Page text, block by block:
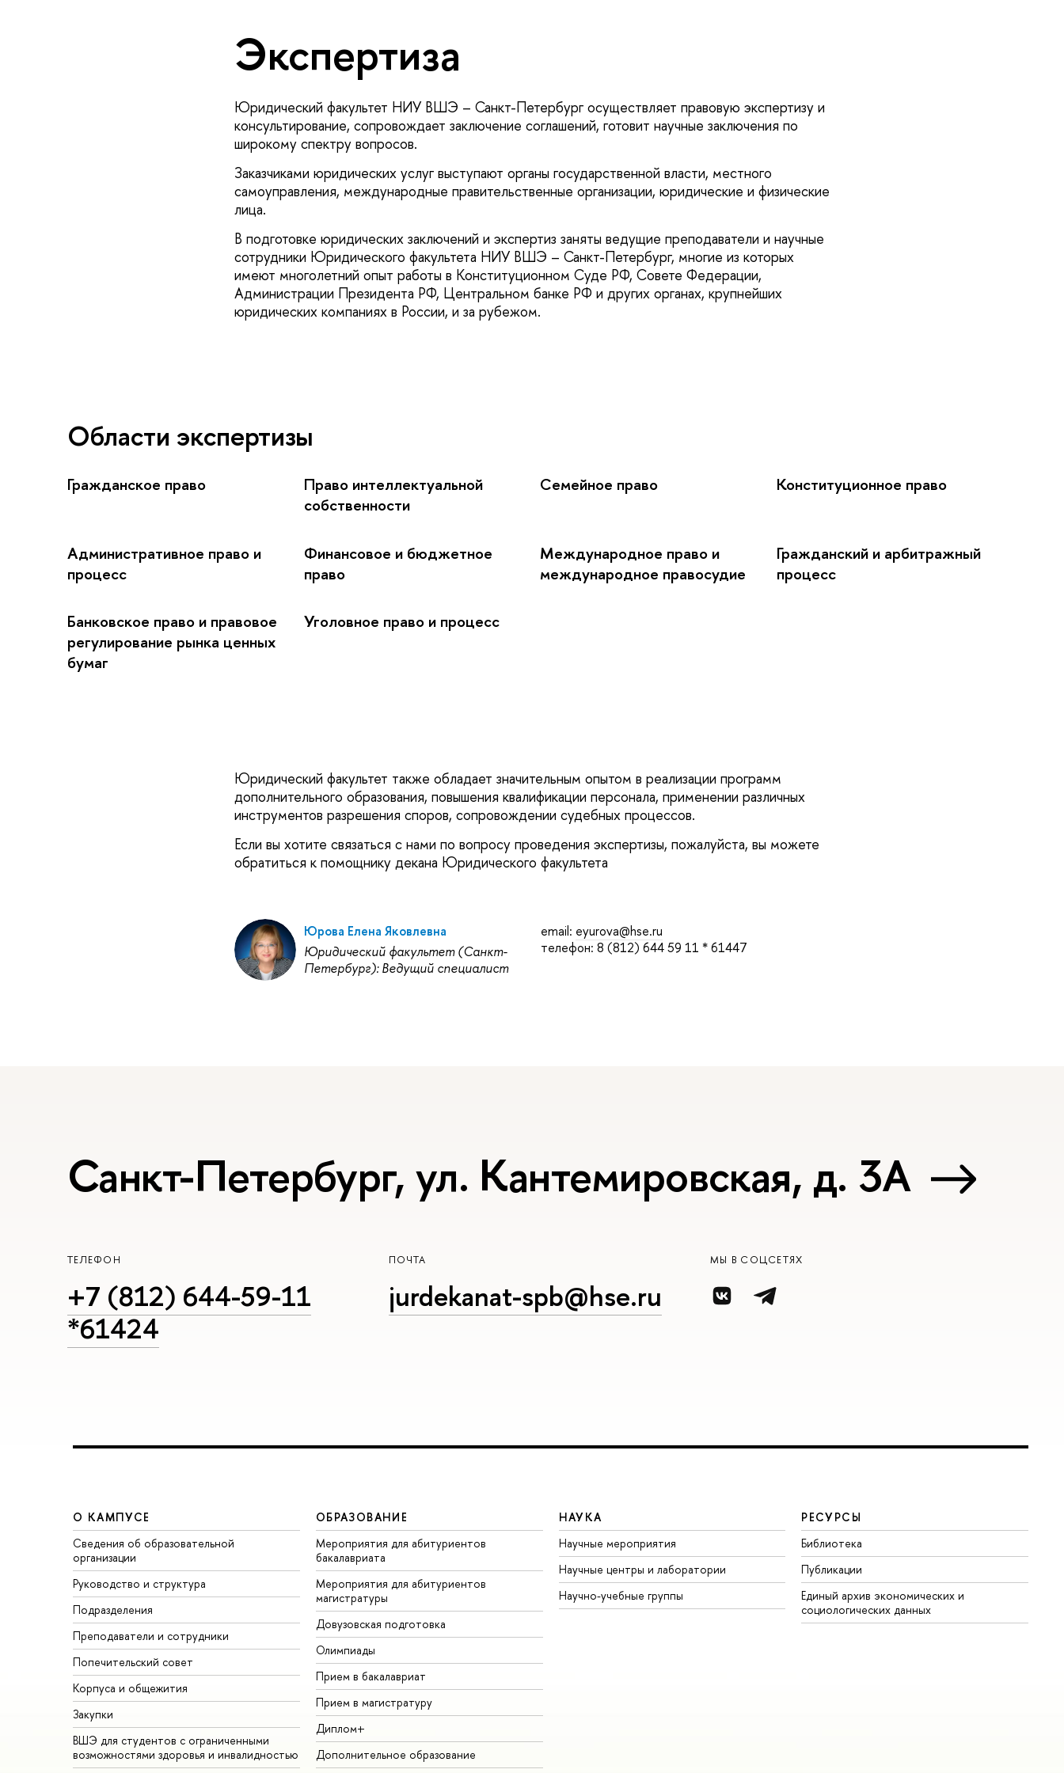
Экспертиза
Юридический факультет НИУ ВШЭ – Санкт-Петербург осуществляет правовую экспертизу и
консультирование, сопровождает заключение соглашений, готовит научные заключения по
широкому спектру вопросов.
Заказчиками юридических услуг выступают органы государственной власти, местного
самоуправления, международные правительственные организации, юридические и физические
лица.
В подготовке юридических заключений и экспертиз заняты ведущие преподаватели и научные
сотрудники Юридического факультета НИУ ВШЭ – Санкт-Петербург, многие из которых
имеют многолетний опыт работы в Конституционном Суде РФ, Совете Федерации,
Администрации Президента РФ, Центральном банке РФ и других органах, крупнейших
юридических компаниях в России, и за рубежом.
Области экспертизы
Гражданское право
Право интеллектуальной
собственности
Семейное право Конституционное право
Административное право и
процесс
Финансовое и бюджетное
право
Международное право и
международное правосудие
Гражданский и арбитражный
процесс
Банковское право и правовое
регулирование рынка ценных
бумаг
Уголовное право и процесс
Юридический факультет также обладает значительным опытом в реализации программ
дополнительного образования, повышения квалификации персонала, применении различных
инструментов разрешения споров, сопровождении судебных процессов.
Если вы хотите связаться с нами по вопросу проведения экспертизы, пожалуйста, вы можете
обратиться к помощнику декана Юридического факультета
Юрова Елена Яковлевна
Юридический факультет (Санкт-
Петербург): Ведущий специалист
email: eyurova@hse.ru
телефон: 8 (812) 644 59 11 * 61447
Санкт-Петербург, ул. Кантемировская, д. 3А
ТЕЛЕФОН
+7 (812) 644-59-11
*61424
ПОЧТА
jurdekanat-spb@hse.ru
МЫ В СОЦСЕТЯХ
О КАМПУСЕ
Сведения об образовательной
организации
Руководство и структура
Подразделения
Преподаватели и сотрудники
Попечительский совет
Корпуса и общежития
Закупки
ВШЭ для студентов с ограниченными
возможностями здоровья и инвалидностью
ОБРАЗОВАНИЕ
Мероприятия для абитуриентов
бакалавриата
Мероприятия для абитуриентов
магистратуры
Довузовская подготовка
Олимпиады
Прием в бакалавриат
Прием в магистратуру
Диплом+
Дополнительное образование
НАУКА
Научные мероприятия
Научные центры и лаборатории
Научно-учебные группы
РЕСУРСЫ
Библиотека
Публикации
Единый архив экономических и
социологических данных